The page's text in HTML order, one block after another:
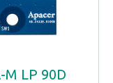
M LP 90D